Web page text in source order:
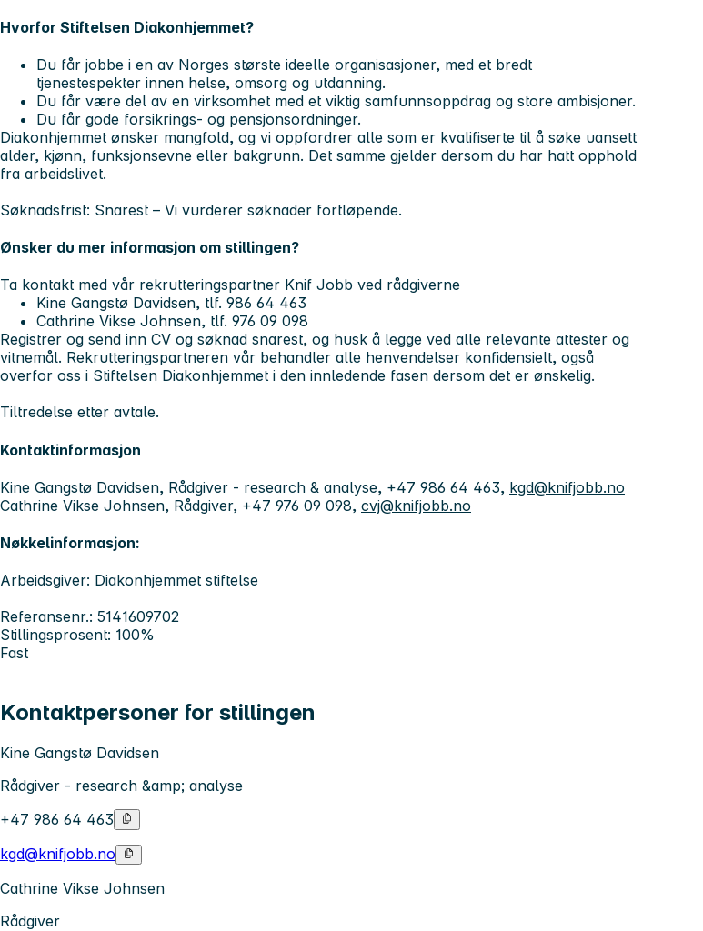
Hvorfor Stiftelsen Diakonhjemmet?
Du får jobbe i en av Norges største ideelle organisasjoner, med et bredt
tjenestespekter innen helse, omsorg og utdanning.
Du får være del av en virksomhet med et viktig samfunnsoppdrag og store ambisjoner.
Du får gode forsikrings- og pensjonsordninger.
Diakonhjemmet ønsker mangfold, og vi oppfordrer alle som er kvalifiserte til å søke uansett
alder, kjønn, funksjonsevne eller bakgrunn. Det samme gjelder dersom du har hatt opphold
fra arbeidslivet.
Søknadsfrist: Snarest – Vi vurderer søknader fortløpende.
Ønsker du mer informasjon om stillingen?
Ta kontakt med vår rekrutteringspartner Knif Jobb ved rådgiverne
Kine Gangstø Davidsen, tlf. 986 64 463
Cathrine Vikse Johnsen, tlf. 976 09 098
Registrer og send inn CV og søknad snarest, og husk å legge ved alle relevante attester og
vitnemål. Rekrutteringspartneren vår behandler alle henvendelser konfidensielt, også
overfor oss i Stiftelsen Diakonhjemmet i den innledende fasen dersom det er ønskelig.
Tiltredelse etter avtale.
Kontaktinformasjon
Kine Gangstø Davidsen, Rådgiver - research & analyse, +47 986 64 463, kgd@knifjobb.no
Cathrine Vikse Johnsen, Rådgiver, +47 976 09 098, cvj@knifjobb.no
Nøkkelinformasjon:
Arbeidsgiver: Diakonhjemmet stiftelse
Referansenr.: 5141609702
Stillingsprosent: 100%
Fast
Kontaktpersoner for stillingen
Kine Gangstø Davidsen
Rådgiver - research &amp; analyse
+47 986 64 463
kgd@knifjobb.no
Cathrine Vikse Johnsen
Rådgiver